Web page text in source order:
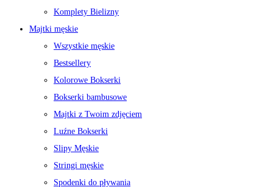
Komplety Bielizny
Majtki męskie
Wszystkie męskie
Bestsellery
Kolorowe Bokserki
Bokserki bambusowe
Majtki z Twoim zdjęciem
Luźne Bokserki
Slipy Męskie
Stringi męskie
Spodenki do pływania